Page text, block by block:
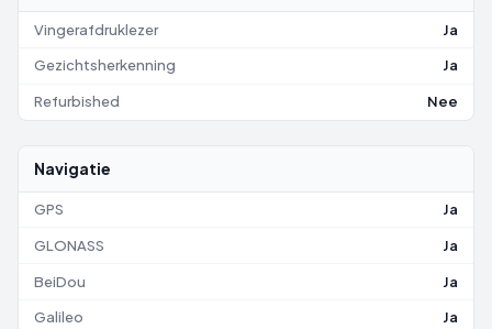
Vingerafdruklezer Ja
Gezichtsherkenning Ja
Refurbished Nee
Navigatie
GPS Ja
GLONASS Ja
BeiDou Ja
Galileo Ja